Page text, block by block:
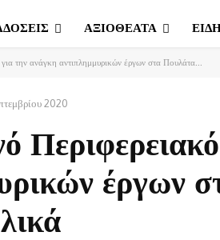
ΑΞΙΟΘΕΑΤΑ
την ανάγκη αντιπλημμυρικών έργων στα Πουλάτα...
2020
έργων